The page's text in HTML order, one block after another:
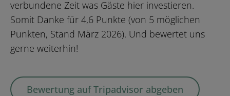
verbundene Zeit was Gäste hier investieren.
Somit Danke für 4,6 Punkte (von 5 möglichen
Punkten, Stand März 2026). Und bewertet uns
gerne weiterhin!
Bewertung auf Tripadvisor abgeben